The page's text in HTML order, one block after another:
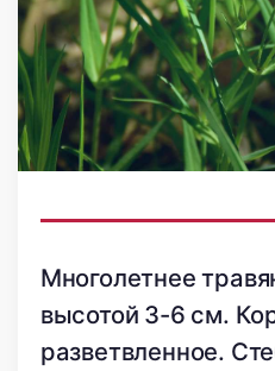
Многолетнее
высотой 3-6 см.
разветвленное.